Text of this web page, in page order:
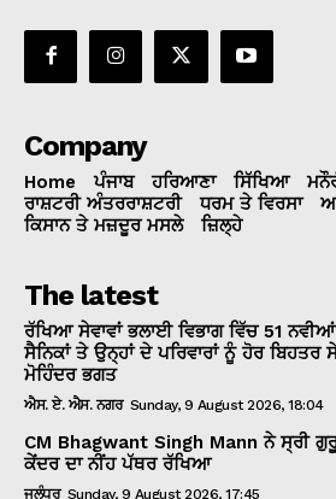
Company
Home ਪੰਜਾਬ ਹਰਿਆਣਾ ਸਿੱਖਿਆ
ਰਾਸ਼ਟਰੀ ਅੰਤਰਰਾਸ਼ਟਰੀ
ਧਰਮ ਤੇ ਵਿਰਸਾ
ਕਿਸਾਨ ਤੇ ਮਜ਼ਦੂਰ ਮਸਲੇ
ਜ਼ਿਲ੍ਹੇ
The latest
ਰੱਖਿਆ ਸੇਵਾਵਾਂ ਭਲਾਈ ਵਿਭਾਗ ਵਿੱਚ 51
ਸੈਨਿਕਾਂ ਤੇ ਉਨ੍ਹਾਂ ਦੇ ਪਰਿਵਾਰਾਂ ਨੂੰ ਹੋਰ ਬਿਹਤਰ
ਮੋਹਿੰਦਰ ਭਗਤ
ਐਸ. ਏ. ਐਸ. ਨਗਰ Sunday, 9 August 2026, 18:04
CM Bhagwant Singh Mann ਨੇ ਸ੍ਰੀ
ਕੇਂਦਰ ਦਾ ਨੀਂਹ ਪੱਥਰ ਰੱਖਿਆ
ਜਲੰਧਰ Sunday, 9 August 2026, 17:45